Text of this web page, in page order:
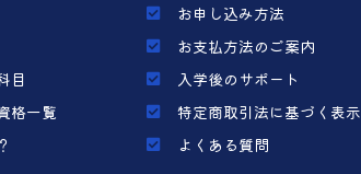
目
格一覧
お申し込み方法
お支払方法のご案内
入学後のサポート
特定商取引法に基づく表示
よくある質問